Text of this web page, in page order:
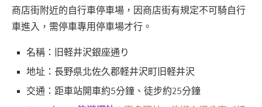
商店街附近的自行車停車場，因商店街有規定不可騎自行
車進入，需停車專用停車場才行。
名稱：旧軽井沢銀座通り
地址：長野県北佐久郡軽井沢町旧軽井沢
交通：距車站開車約5分鐘、徒步約25分鐘